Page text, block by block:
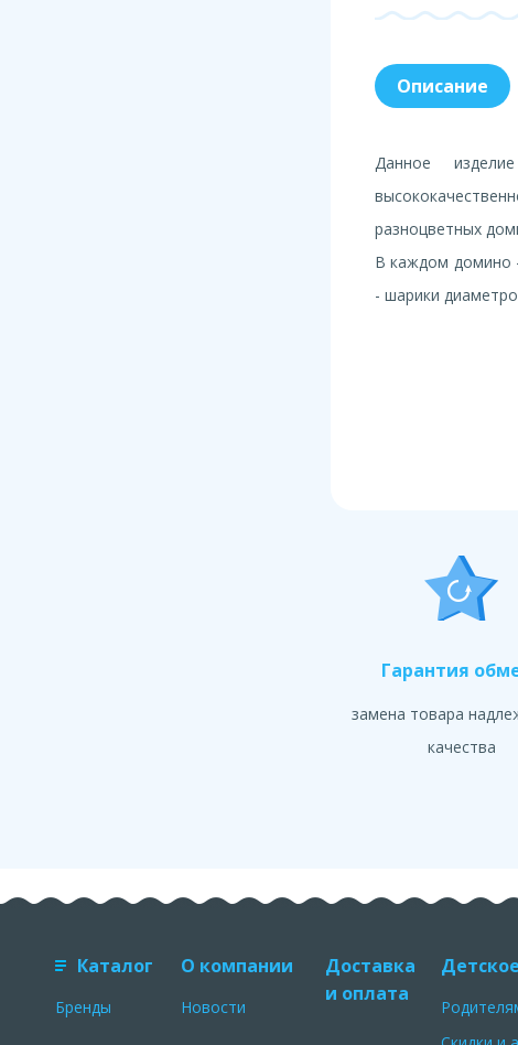
Описание
Данное
разноцветных
В каждом домино -
- шарики
Гарантия
замена товара
качества
Каталог
Бренды
О компании
Новости
Доставка
и оплата